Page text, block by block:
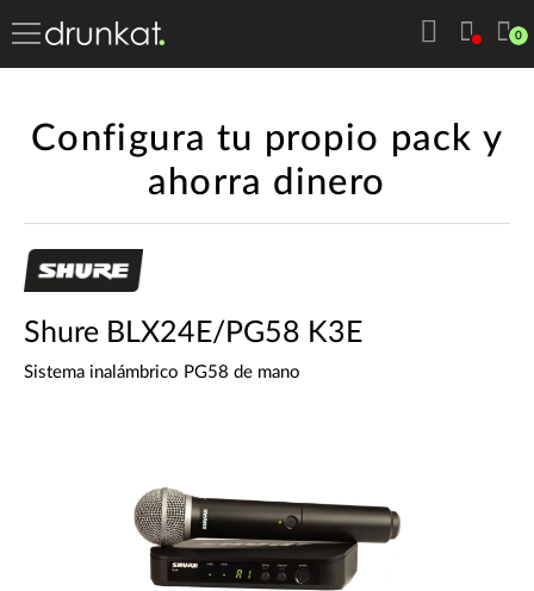
0
Configura tu propio pack y
ahorra dinero
Shure BLX24E/PG58 K3E
Sistema inalámbrico PG58 de mano